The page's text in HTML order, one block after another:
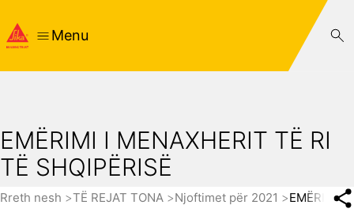
Menu
EMËRIMI I MENAXHERIT TË RI
TË SHQIPËRISË
Rreth nesh TË REJAT TONA Njoftimet për 2021 EMËRIMI I